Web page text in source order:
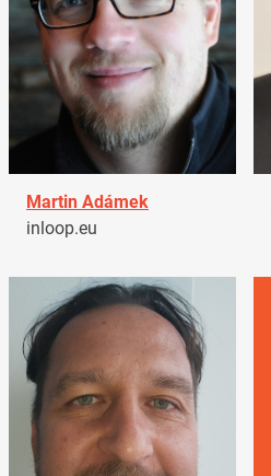
Martin Adámek
inloop.eu